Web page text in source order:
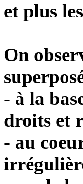
et plus
On
- à la
droits et
- au